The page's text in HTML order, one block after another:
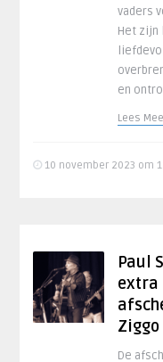
vaders
Het zijn
en
Lees
10 november 2023 om
Paul
extra
De